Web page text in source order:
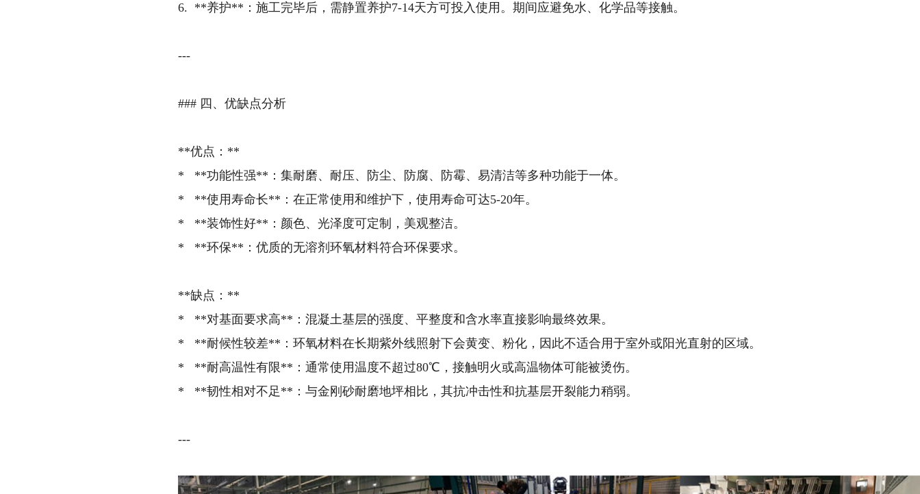
6. **养护**：施工完毕后，需静置养护7-14天方可投入使用。期间应避免水、化学品等接触。
---
### 四、优缺点分析
**优点：**
* **功能性强**：集耐磨、耐压、防尘、防腐、防霉、易清洁等多种功能于一体。
* **使用寿命长**：在正常使用和维护下，使用寿命可达5-20年。
* **装饰性好**：颜色、光泽度可定制，美观整洁。
* **环保**：优质的无溶剂环氧材料符合环保要求。
**缺点：**
* **对基面要求高**：混凝土基层的强度、平整度和含水率直接影响最终效果。
* **耐候性较差**：环氧材料在长期紫外线照射下会黄变、粉化，因此不适合用于室外或阳光直射的区域。
* **耐高温性有限**：通常使用温度不超过80℃，接触明火或高温物体可能被烫伤。
* **韧性相对不足**：与金刚砂耐磨地坪相比，其抗冲击性和抗基层开裂能力稍弱。
---